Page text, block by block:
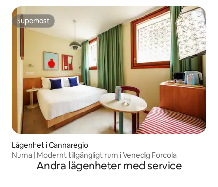
Superhost
Superhost
Lägenhet i Cannaregio
Numa | Modernt tillgängligt rum i Venedig Forcola
Andra lägenheter med service